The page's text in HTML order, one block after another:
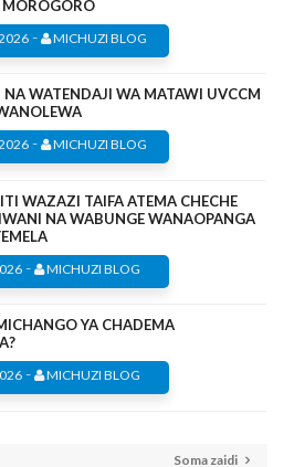
- MICHUZI BLOG
WATENDAJI WA MATAWI UVCCM
- MICHUZI BLOG
WAZAZI TAIFA ATEMA CHECHE
NA WABUNGE WANAOPANGA
- MICHUZI BLOG
YA CHADEMA
- MICHUZI BLOG
Soma zaidi